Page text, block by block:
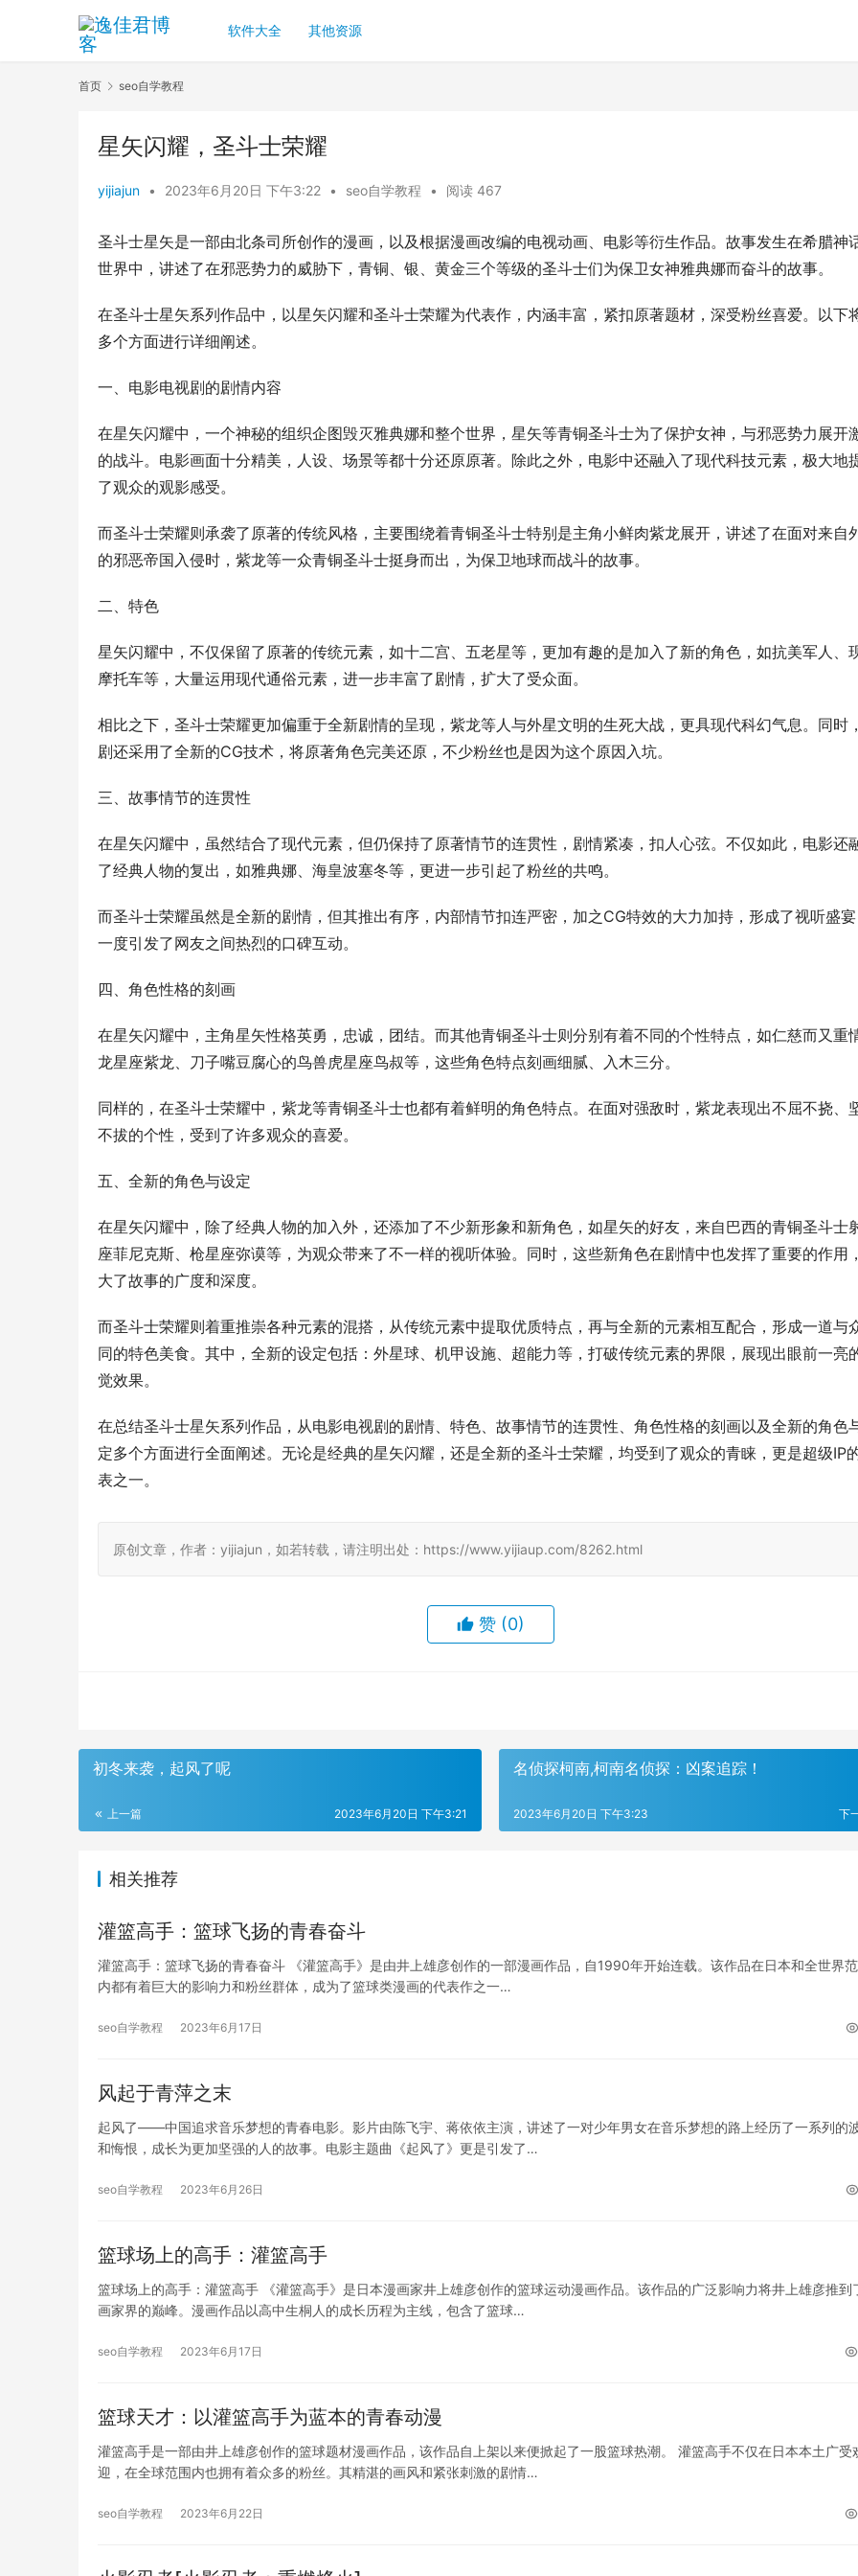
软件大全 其他资源
首页 seo自学教程
星矢闪耀，圣斗士荣耀
yijiajun • 2023年6月20日 下午3:22 • seo自学教程 • 阅读 467
圣斗士星矢是一部由北条司所创作的漫画，以及根据漫画改编的电视动画、电影等衍生作品。故事发生在希腊神
世界中，讲述了在邪恶势力的威胁下，青铜、银、黄金三个等级的圣斗士们为保卫女神雅典娜而奋斗的故事。
在圣斗士星矢系列作品中，以星矢闪耀和圣斗士荣耀为代表作，内涵丰富，紧扣原著题材，深受粉丝喜爱。以下
多个方面进行详细阐述。
一、电影电视剧的剧情内容
在星矢闪耀中，一个神秘的组织企图毁灭雅典娜和整个世界，星矢等青铜圣斗士为了保护女神，与邪恶势力展开
的战斗。电影画面十分精美，人设、场景等都十分还原原著。除此之外，电影中还融入了现代科技元素，极大地
了观众的观影感受。
而圣斗士荣耀则承袭了原著的传统风格，主要围绕着青铜圣斗士特别是主角小鲜肉紫龙展开，讲述了在面对来自
的邪恶帝国入侵时，紫龙等一众青铜圣斗士挺身而出，为保卫地球而战斗的故事。
二、特色
星矢闪耀中，不仅保留了原著的传统元素，如十二宫、五老星等，更加有趣的是加入了新的角色，如抗美军人、
摩托车等，大量运用现代通俗元素，进一步丰富了剧情，扩大了受众面。
相比之下，圣斗士荣耀更加偏重于全新剧情的呈现，紫龙等人与外星文明的生死大战，更具现代科幻气息。同时
剧还采用了全新的CG技术，将原著角色完美还原，不少粉丝也是因为这个原因入坑。
三、故事情节的连贯性
在星矢闪耀中，虽然结合了现代元素，但仍保持了原著情节的连贯性，剧情紧凑，扣人心弦。不仅如此，电影还
了经典人物的复出，如雅典娜、海皇波塞冬等，更进一步引起了粉丝的共鸣。
而圣斗士荣耀虽然是全新的剧情，但其推出有序，内部情节扣连严密，加之CG特效的大力加持，形成了视听盛宴
一度引发了网友之间热烈的口碑互动。
四、角色性格的刻画
在星矢闪耀中，主角星矢性格英勇，忠诚，团结。而其他青铜圣斗士则分别有着不同的个性特点，如仁慈而又重
龙星座紫龙、刀子嘴豆腐心的鸟兽虎星座鸟叔等，这些角色特点刻画细腻、入木三分。
同样的，在圣斗士荣耀中，紫龙等青铜圣斗士也都有着鲜明的角色特点。在面对强敌时，紫龙表现出不屈不挠、
不拔的个性，受到了许多观众的喜爱。
五、全新的角色与设定
在星矢闪耀中，除了经典人物的加入外，还添加了不少新形象和新角色，如星矢的好友，来自巴西的青铜圣斗士
座菲尼克斯、枪星座弥谟等，为观众带来了不一样的视听体验。同时，这些新角色在剧情中也发挥了重要的作用
大了故事的广度和深度。
而圣斗士荣耀则着重推崇各种元素的混搭，从传统元素中提取优质特点，再与全新的元素相互配合，形成一道与
同的特色美食。其中，全新的设定包括：外星球、机甲设施、超能力等，打破传统元素的界限，展现出眼前一亮
觉效果。
在总结圣斗士星矢系列作品，从电影电视剧的剧情、特色、故事情节的连贯性、角色性格的刻画以及全新的角色
定多个方面进行全面阐述。无论是经典的星矢闪耀，还是全新的圣斗士荣耀，均受到了观众的青睐，更是超级IP
表之一。
原创文章，作者：yijiajun，如若转载，请注明出处：https://www.yijiaup.com/8262.html
赞 (0)
初冬来袭，起风了呢
上一篇 2023年6月20日 下午3:21
名侦探柯南,柯南名侦探：凶案追踪！
下
2023年6月20日 下午3:23
相关推荐
灌篮高手：篮球飞扬的青春奋斗
灌篮高手：篮球飞扬的青春奋斗 《灌篮高手》是由井上雄彦创作的一部漫画作品，自1990年开始连载。该作品在日本和全世界
内都有着巨大的影响力和粉丝群体，成为了篮球类漫画的代表作之一…
seo自学教程 2023年6月17日
风起于青萍之末
起风了——中国追求音乐梦想的青春电影。影片由陈飞宇、蒋依依主演，讲述了一对少年男女在音乐梦想的路上经历了一系列的
和悔恨，成长为更加坚强的人的故事。电影主题曲《起风了》更是引发了…
seo自学教程 2023年6月26日
篮球场上的高手：灌篮高手
篮球场上的高手：灌篮高手 《灌篮高手》是日本漫画家井上雄彦创作的篮球运动漫画作品。该作品的广泛影响力将井上雄彦推到
画家界的巅峰。漫画作品以高中生桐人的成长历程为主线，包含了篮球…
seo自学教程 2023年6月17日
篮球天才：以灌篮高手为蓝本的青春动漫
灌篮高手是一部由井上雄彦创作的篮球题材漫画作品，该作品自上架以来便掀起了一股篮球热潮。 灌篮高手不仅在日本本土广受
迎，在全球范围内也拥有着众多的粉丝。其精湛的画风和紧张刺激的剧情…
seo自学教程 2023年6月22日